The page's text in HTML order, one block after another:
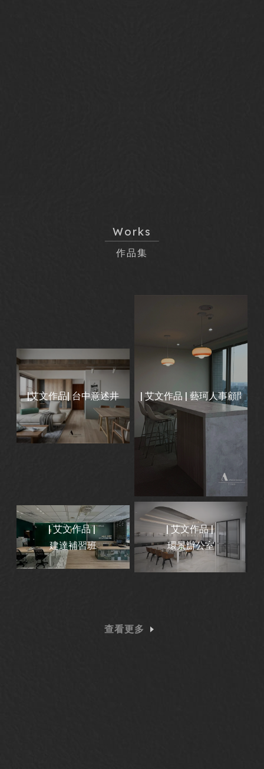
Works
作品集
|艾文作品| 台中意述井 | 艾文作品 | 藝珂人事顧問有
| 艾文作品 |
建達補習班
| 艾文作品 |
環景辦公室
查看更多